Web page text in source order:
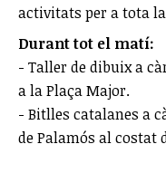
activitats per a tota
Durant tot el matí:
- Taller de dibuix a
a la Plaça Major.
- Bitlles catalanes a
de Palamós al costat